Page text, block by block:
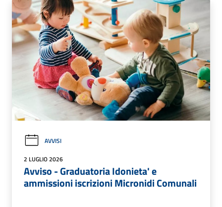
AVVISI
2 LUGLIO 2026
Avviso - Graduatoria Idonieta' e
ammissioni iscrizioni Micronidi Comunali